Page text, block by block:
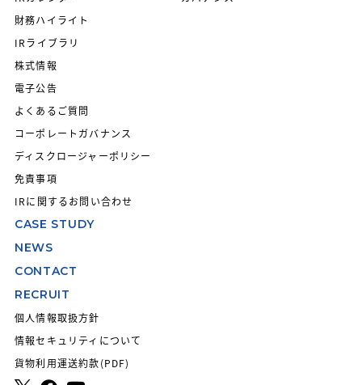
財務ハイライト
IRライブラリ
株式情報
電子公告
よくあるご質問
コーポレートガバナンス
ディスクロージャーポリシー
免責事項
IRに関するお問い合わせ
CASE STUDY
NEWS
CONTACT
RECRUIT
個人情報取扱方針
情報セキュリティについて
貨物利用運送約款(PDF)